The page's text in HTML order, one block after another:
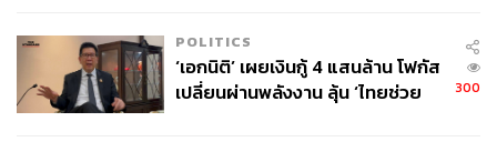
POLITICS
‘เอกนิติ’ เผยเงินกู้ 4 แสนล้าน โฟกัส
เปลี่ยนผ่านพลังงาน ลุ้น ‘ไทยช่วย
300